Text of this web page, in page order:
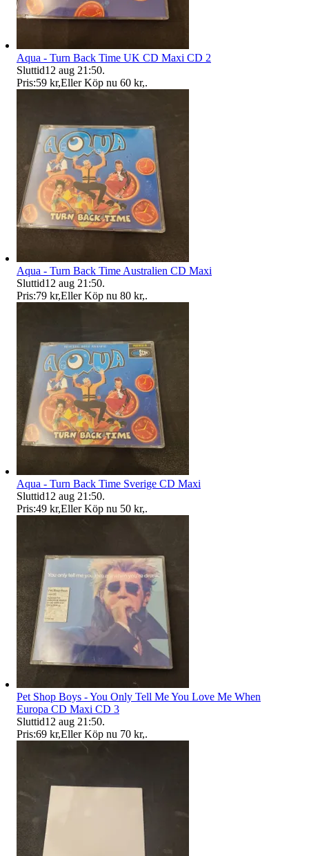
Aqua - Turn Back Time UK CD Maxi CD 2
Sluttid12 aug 21:50.
Pris:59 kr,Eller Köp nu 60 kr,.
Aqua - Turn Back Time Australien CD Maxi
Sluttid12 aug 21:50.
Pris:79 kr,Eller Köp nu 80 kr,.
Aqua - Turn Back Time Sverige CD Maxi
Sluttid12 aug 21:50.
Pris:49 kr,Eller Köp nu 50 kr,.
Pet Shop Boys - You Only Tell Me You Love Me When
Europa CD Maxi CD 3
Sluttid12 aug 21:50.
Pris:69 kr,Eller Köp nu 70 kr,.